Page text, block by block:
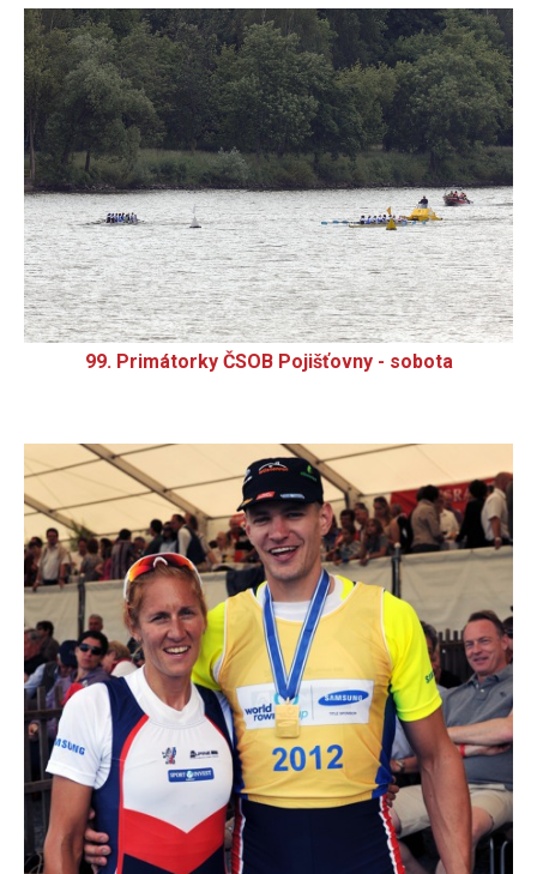
99. Primátorky ČSOB Pojišťovny - sobota